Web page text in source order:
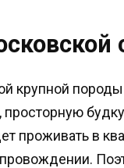
крупной
проживать в